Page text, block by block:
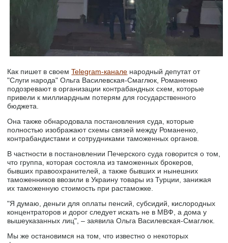
Как пишет в своемTelegram-канале народный депутат от
"Слуги народа" Ольга Василевская-Смаглюк, Романенко
подозревают в организации контрабандных схем, которые
привели к миллиардным потерям для государственного
бюджета.
Она также обнародовала постановления суда, которые
полностью изображают схемы связей между Романенко,
контрабандистами и сотрудниками таможенных органов.
В частности в постановлении Печерского суда говорится о том,
что группа, которая состояла из таможенных брокеров,
бывших правоохранителей, а также бывших и нынешних
таможенников ввозили в Украину товары из Турции, занижая
их таможенную стоимость при растаможке.
"Я думаю, деньги для оплаты пенсий, субсидий, кислородных
концентраторов и дорог следует искать не в МВФ, а дома у
вышеуказанных лиц", – заявила Ольга Василевская-Смаглюк.
Мы же остановимся на том, что известно о некоторых